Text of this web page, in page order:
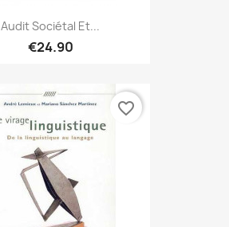
Audit Sociétal Et...
€24.90
favorite_border